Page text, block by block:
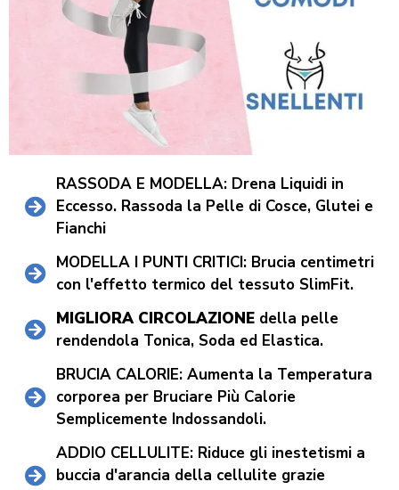
RASSODA E MODELLA: Drena Liquidi in
Eccesso. Rassoda la Pelle di Cosce, Glutei e
Fianchi
MODELLA I PUNTI CRITICI: Brucia centimetri
con l'effetto termico del tessuto SlimFit.
MIGLIORA CIRCOLAZIONE della pelle
rendendola Tonica, Soda ed Elastica.
BRUCIA CALORIE: Aumenta la Temperatura
corporea per Bruciare Più Calorie
Semplicemente Indossandoli.
ADDIO CELLULITE: Riduce gli inestetismi a
buccia d'arancia della cellulite grazie